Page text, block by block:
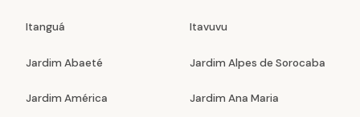
Itanguá Itavuvu
Jardim Abaeté Jardim Alpes de Sorocaba
Jardim América Jardim Ana Maria